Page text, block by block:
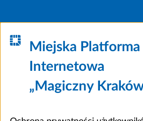
Miejska Platforma
Internetowa
„Magiczny